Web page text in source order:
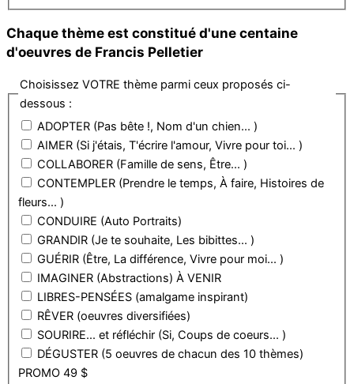
Chaque thème est constitué d'une centaine
d'oeuvres de Francis Pelletier
Choisissez VOTRE thème parmi ceux proposés ci-
dessous :
ADOPTER (Pas bête !, Nom d'un chien... )
AIMER (Si j'étais, T'écrire l'amour, Vivre pour toi... )
COLLABORER (Famille de sens, Être... )
CONTEMPLER (Prendre le temps, À faire, Histoires de
fleurs... )
CONDUIRE (Auto Portraits)
GRANDIR (Je te souhaite, Les bibittes... )
GUÉRIR (Être, La différence, Vivre pour moi... )
IMAGINER (Abstractions) À VENIR
LIBRES-PENSÉES (amalgame inspirant)
RÊVER (oeuvres diversifiées)
SOURIRE... et réfléchir (Si, Coups de coeurs... )
DÉGUSTER (5 oeuvres de chacun des 10 thèmes)
PROMO 49 $